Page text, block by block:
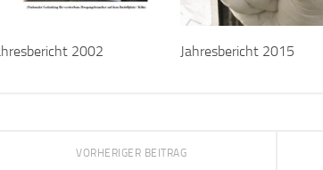
2002 Jahresbericht 2015
VORHERIGER BEITRAG